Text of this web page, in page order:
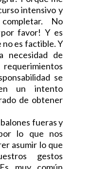
intensivo y
No
favor! Y es
no es factible. Y
necesidad de
se
un intento
de obtener
fueras y
lo que nos
asumir lo que
gestos